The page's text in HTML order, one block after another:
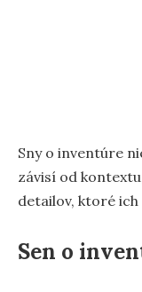
Sny o inventúre
závisí od
detailov, ktoré
Sen o